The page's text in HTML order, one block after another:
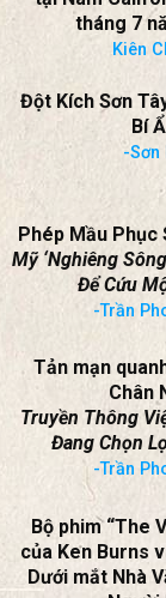
TÀI LIỆU
PHANXICÔ
DIỆP
tại Nam
tháng 7
Kiên
Đột Kích Sơn
Bí
-Sơn
Phép Mầu Phục
Mỹ ‘Nghiêng
Để Cứu
-Trần
Tản mạn
Chân
Truyền Thông
Đang Chọn